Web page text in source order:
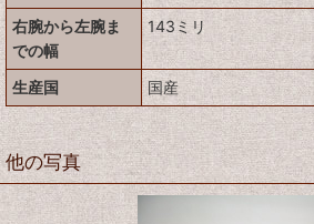
右腕から左腕ま
での幅
143ミリ
生産国 国産
他の写真